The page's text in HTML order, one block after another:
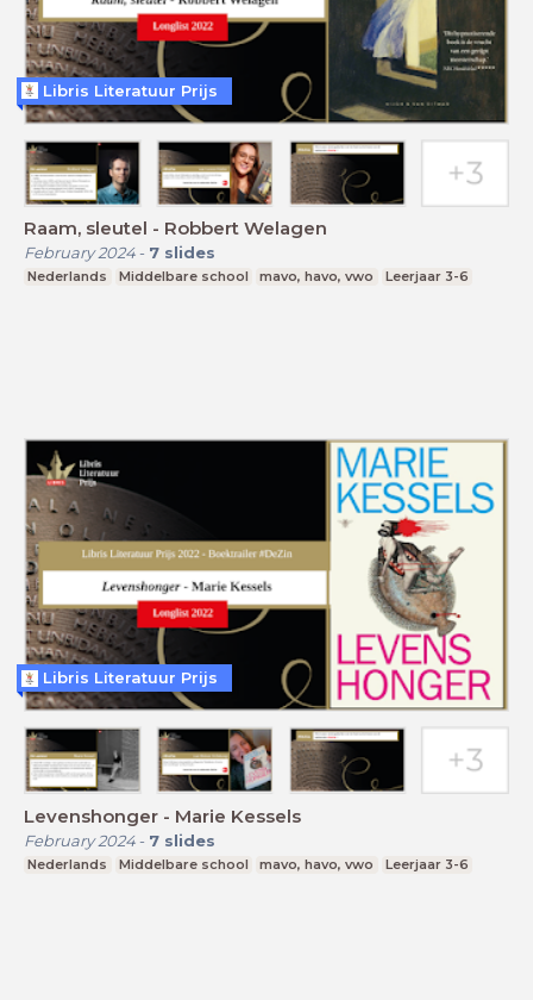
Raam, sleutel - Robbert Welagen
February 2024- 7 slides
Nederlands Middelbare school mavo, havo, vwo Leerjaar 3-6
Libris Literatuur Prijs
Levenshonger - Marie Kessels
February 2024- 7 slides
Nederlands Middelbare school mavo, havo, vwo Leerjaar 3-6
Libris Literatuur Prijs